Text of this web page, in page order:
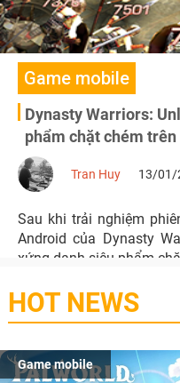
Game mobile
Dynasty Warriors:
phẩm chặt chém
Tran Huy 13/01/
Sau khi trải nghiệm
Android của Dynasty
xứng danh siêu phẩm
HOT NEWS
Game mobile